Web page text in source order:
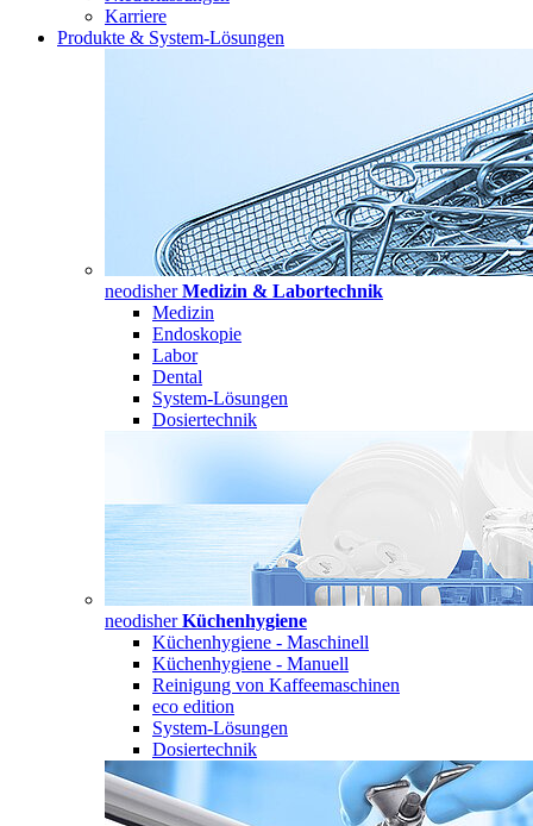
Karriere
Produkte & System-Lösungen
neodisherMedizin & Labortechnik
Medizin
Endoskopie
Labor
Dental
System-Lösungen
Dosiertechnik
neodisherKüchenhygiene
Küchenhygiene - Maschinell
Küchenhygiene - Manuell
Reinigung von Kaffeemaschinen
eco edition
System-Lösungen
Dosiertechnik